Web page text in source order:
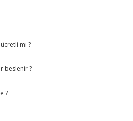
mi ?
beslenir ?
?